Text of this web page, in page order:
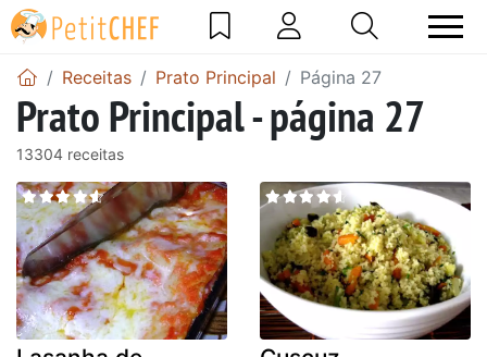
Receitas Prato Principal Página 27
Prato Principal - página 27
13304 receitas